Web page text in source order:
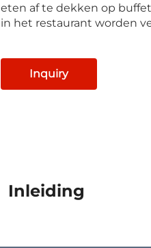
eten af te dekken op
in het restaurant worden
Inquiry
Inleiding